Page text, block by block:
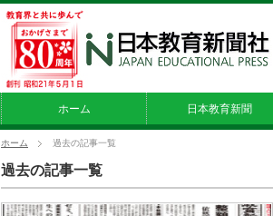
ホーム 日本教育新聞
ホーム 過去の記事一覧
過去の記事一覧